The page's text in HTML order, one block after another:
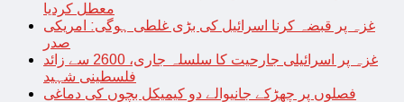
معطل کردیا
غزہ پر قبضہ کرنا اسرائیل کی بڑی غلطی ہوگی: امریکی
صدر
غزہ پر اسرائیلی جارحیت کا سلسلہ جاری، 2600 سے زائد
فلسطینی شہید
فصلوں پر چھڑکے جانیوالے دو کیمیکل بچوں کی دماغی